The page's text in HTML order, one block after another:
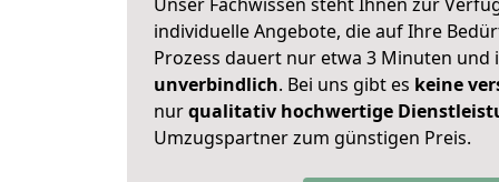
individuelle Angebote, die auf Ihre
Prozess dauert nur etwa 3 Minuten und
unverbindlich. Bei uns gibt es keine
nurqualitativ hochwertige
Umzugspartner zum günstigen Preis.